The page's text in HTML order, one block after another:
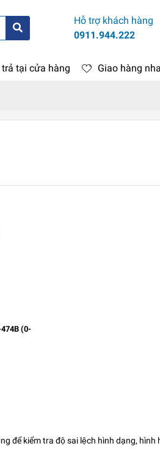
Hỗ trợ khách hàng
0911.944.222
tại cửa hàng Giao hàng
(0-
để kiểm tra độ sai lệch hình dạng, hình